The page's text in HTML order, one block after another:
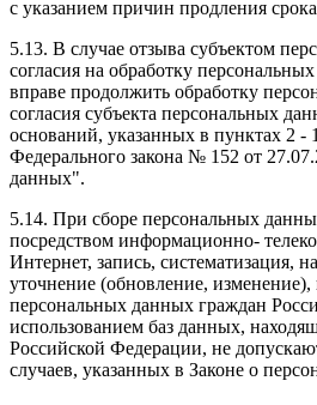
с указанием причин продления
5.13. В случае отзыва субъектом
согласия на обработку
вправе продолжить обработку
согласия субъекта персональных
оснований, указанных в пунктах 2 -
Федерального закона № 152 от
данных".
5.14. При сборе персональных
посредством информационно-
Интернет, запись, систематизация,
уточнение (обновление, изменение),
персональных данных граждан
использованием баз данных,
Российской Федерации, не
случаев, указанных в Законе о